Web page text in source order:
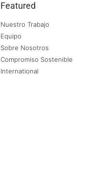
Featured
Nuestro Trabajo
Equipo
Sobre Nosotros
Compromiso Sostenible
International